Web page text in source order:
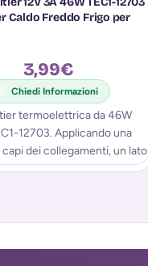
Caldo Freddo Frigo per
3,99€
Chiedi Informazioni
termoelettrica da 46W
12703. Applicando una
dei collegamenti, un lato